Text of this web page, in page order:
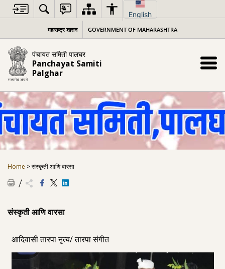
content
English
महाराष्ट्र शासन GOVERNMENT OF MAHARASHTRA
पंचायत समिती पालघर
Panchayat Samiti
Palghar
Home >संस्कृती आणि वारसा
संस्कृती आणि वारसा
आदिवासी तारपा नृत्य/ तारपा संगीत